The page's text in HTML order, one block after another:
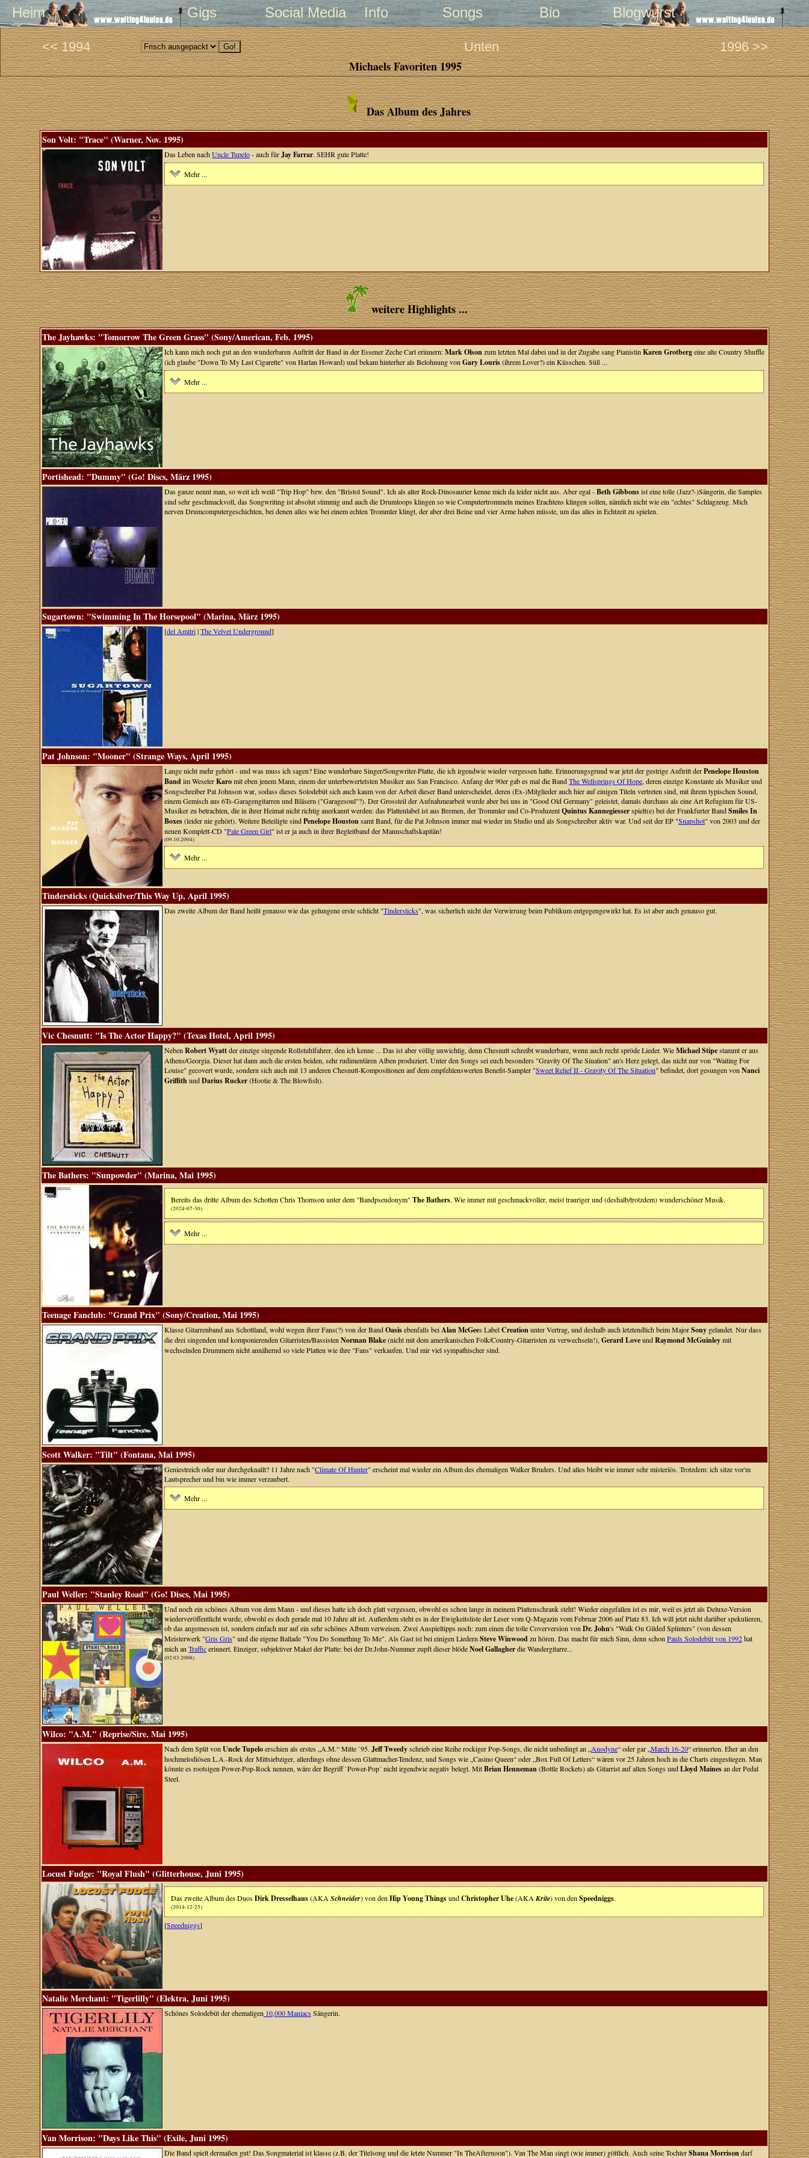
Heim Gigs Social Media Info Songs Bio Blogwurst
<< 1994 Unten 1996 >>
Michaels Favoriten 1995
Das Album des Jahres
Son Volt: "Trace" (Warner, Nov. 1995)
Das Leben nachUncle Tupelo- auch fürJay Farrar. SEHR gute Platte!
Mehr ...
weitere Highlights ...
The Jayhawks: "Tomorrow The Green Grass" (Sony/American, Feb. 1995)
Ich kann mich noch gut an den wunderbaren Auftritt der Band in der Essener Zeche Carl erinnern:Mark Olsonzum letzten Mal dabei und in der Zugabe sang Pianistin Karen Grotbergeine alte Country Shuffle
(ich glaube "Down To My Last Cigarette" von Harlan Howard) und bekam hinterher als Belohnung von Gary Louris(ihrem Lover?) ein Küsschen. Süß ...
Mehr ...
Portishead: "Dummy" (Go! Discs, März 1995)
Das ganze nennt man, so weit ich weiß "Trip Hop" bzw. den "Bristol Sound". Ich als alter Rock-Dinosaurier kenne mich da leider nicht aus. Aber egal -Beth Gibbonsist eine tolle (Jazz?-)Sängerin, die Samples
sind sehr geschmackvoll, das Songwriting ist absolut stimmig und auch die Drumloops klingen so wie Computertrommeln meines Erachtens klingen sollen, nämlich nicht wie ein "echtes" Schlagzeug. Mich
nerven Drumcomputergeschichten, bei denen alles wie bei einem echten Trommler klingt, der aber drei Beine und vier Arme haben müsste, um das alles in Echtzeit zu spielen.
Sugartown: "Swimming In The Horsepool" (Marina, März 1995)
[del Amitri|The Velvet Underground]
Pat Johnson: "Mooner" (Strange Ways, April 1995)
Lange nicht mehr gehört - und was muss ich sagen? Eine wunderbare Singer/Songwriter-Platte, die ich irgendwie wieder vergessen hatte. Erinnerungsgrund war jetzt der gestrige Auftritt derPenelope Houston
Bandim WeselerKaromit eben jenem Mann, einem der unterbewertetsten Musiker aus San Francisco. Anfang der 90er gab es mal die BandThe Wellsprings Of Hope, deren einzige Konstante als Musiker und
Songschreiber Pat Johnson war, sodass dieses Solodebüt sich auch kaum von der Arbeit dieser Band unterscheidet, deren (Ex-)Mitglieder auch hier auf einigen Titeln vertreten sind, mit ihrem typischen Sound,
einem Gemisch aus 6Ts-Garagengitarren und Bläsern ("Garagesoul"?). Der Grossteil der Aufnahmearbeit wurde aber bei uns in "Good Old Germany" geleistet, damals durchaus als eine Art Refugium für US-
Musiker zu betrachten, die in ihrer Heimat nicht richtig anerkannt werden: das Plattenlabel ist aus Bremen, der Trommler und Co-ProduzentQuintus Kannegiesserspielt(e) bei der Frankfurter BandSmiles In
Boxes(leider nie gehört). Weitere Beteiligte sindPenelope Houstonsamt Band, für die Pat Johnson immer mal wieder im Studio und als Songschreiber aktiv war. Und seit der EP "Snapshot" von 2003 und der
neuen Komplett-CD "Pale Green Girl" ist er ja auch in ihrer Begleitband der Mannschaftskapitän!
(09.10.2004)
Mehr ...
Tindersticks (Quicksilver/This Way Up, April 1995)
Das zweite Album der Band heißt genauso wie das gelungene erste schlicht "Tindersticks", was sicherlich nicht der Verwirrung beim Publikum entgegengewirkt hat. Es ist aber auch genauso gut.
Vic Chesnutt: "Is The Actor Happy?" (Texas Hotel, April 1995)
Neben Robert Wyattder einzige singende Rollstuhlfahrer, den ich kenne ... Das ist aber völlig unwichtig, denn Chesnutt schreibt wunderbare, wenn auch recht spröde Lieder. WieMichael Stipestammt er aus
Athens/Georgia. Dieser hat dann auch die ersten beiden, sehr rudimentären Alben produziert. Unter den Songs sei euch besonders "Gravity Of The Siuation" an's Herz gelegt, das nicht nur von "Waiting For
Louise" gecovert wurde, sondern sich auch mit 13 anderen Chesnutt-Kompositionen auf dem empfehlenswerten Benefit-Sampler "Sweet Relief II - Gravity Of The Situation" befindet, dort gesungen von Nanci
GriffithundDarius Rucker(Hootie & The Blowfish).
The Bathers: "Sunpowder" (Marina, Mai 1995)
Bereits das dritte Album des Schotten Chris Thomson unter dem "Bandpseudonym" The Bathers. Wie immer mit geschmackvoller, meist trauriger und (deshalb/trotzdem) wunderschöner Musik.
(2024-07-30)
Mehr ...
Teenage Fanclub: "Grand Prix" (Sony/Creation, Mai 1995)
Klasse Gitarrenband aus Schottland, wohl wegen ihrer Fans(?) von der BandOasisebenfalls beiAlan McGees LabelCreationunter Vertrag, und deshalb auch letztendlich beim MajorSonygelandet. Nur dass
die drei singenden und komponierenden Gitarristen/Bassisten Norman Blake(nicht mit dem amerikanischen Folk/Country-Gitarristen zu verwechseln!), Gerard LoveundRaymond McGuinleymit
wechselnden Drummern nicht annähernd so viele Platten wie ihre "Fans" verkaufen. Und mir viel sympathischer sind.
Scott Walker: "Tilt" (Fontana, Mai 1995)
Geniestreich oder nur durchgeknallt? 11 Jahre nach "Climate Of Hunter" erscheint mal wieder ein Album des ehemaligen Walker Bruders. Und alles bleibt wie immer sehr misteriös. Trotzdem: ich sitze vor'm
Lautsprecher und bin wie immer verzaubert.
Mehr ...
Paul Weller: "Stanley Road" (Go! Discs, Mai 1995)
Und noch ein schönes Album von dem Mann - und dieses hatte ich doch glatt vergessen, obwohl es schon lange in meinem Plattenschrank steht! Wieder eingefallen ist es mir, weil es jetzt als Deluxe-Version
wiederveröffentlicht wurde, obwohl es doch gerade mal 10 Jahre alt ist. Außerdem steht es in der Ewigkeitsliste der Leser vom Q-Magazin vom Februar 2006 auf Platz 83. Ich will jetzt nicht darüber spekulieren,
ob das angemessen ist, sondern einfach nur auf ein sehr schönes Album verweisen. Zwei Anspieltipps noch: zum einen die tolle Coverversion von Dr. John's "Walk On Gilded Splinters" (von dessen
Meisterwerk "Gris Gris" und die eigene Ballade "You Do Something To Me". Als Gast ist bei einigen Liedern Steve Winwoodzu hören. Das macht für mich Sinn, denn schon Pauls Solodebüt von 1992hat
mich an Trafficerinnert. Einziger, subjektiver Makel der Platte: bei der Dr.John-Nummer zupft dieser blödeNoel Gallagherdie Wandergitarre...
(02.03.2006)
Wilco: "A.M." (Reprise/Sire, Mai 1995)
Nach dem Split von Uncle Tupeloerschien als erstes „A.M.“ Mitte `95. Jeff Tweedyschrieb eine Reihe rockiger Pop-Songs, die nicht unbedingt an „ Anodyne“ oder gar „March 16-20“ erinnerten. Eher an den
hochmelodiösen L.A.-Rock der Mittsiebziger, allerdings ohne dessen Glattmacher-Tendenz, und Songs wie „Casino Queen“ oder „Box Full Of Letters“ wären vor 25 Jahren hoch in die Charts eingestiegen. Man
könnte es rootsigen Power-Pop-Rock nennen, wäre der Begriff `Power-Pop´ nicht irgendwie negativ belegt. MitBrian Henneman(Bottle Rockets) als Gitarrist auf allen Songs undLloyd Mainesan der Pedal
Steel.
Locust Fudge: "Royal Flush" (Glitterhouse, Juni 1995)
Das zweite Album des DuosDirk Dresselhaus(AKA Schneider) von den Hip Young ThingsundChristopher Uhe(AKA Krite) von den Speedniggs.
(2014-12-25)
[Speedniggs]
Natalie Merchant: "Tigerlilly" (Elektra, Juni 1995)
Schönes Solodebüt der ehemaligen 10,000 ManiacsSängerin.
Van Morrison: "Days Like This" (Exile, Juni 1995)
Die Band spielt dermaßen gut! Das Songmaterial ist klasse (z.B. der Titelsong und die letzte Nummer "In TheAfternoon"). Van The Man singt (wie immer) göttlich. Auch seine TochterShana Morrisondarf